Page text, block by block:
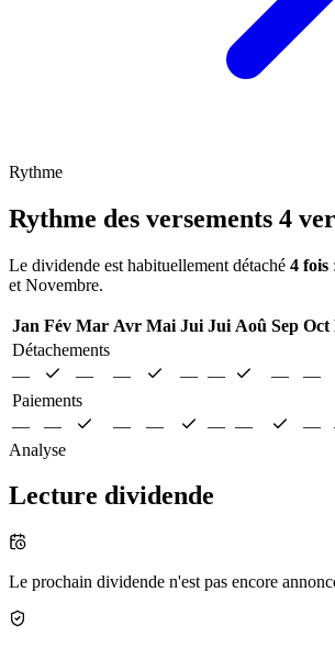
Rythme
Rythme des versements 4
Le dividende est habituellement détaché 4 fois
et Novembre.
Jan Fév Mar Avr Mai Jui Jui Aoû Sep Oct
Détachements
—
— — — — — —
Paiements
—
— — — — — —
Analyse
Lecture dividende
Le prochain dividende n'est pas encore